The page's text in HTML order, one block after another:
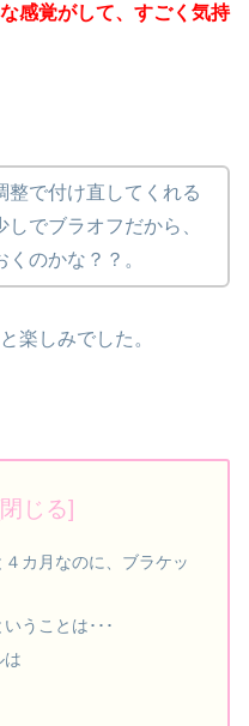
感覚がして、すごく気持
整で付け直してくれる
でブラオフだから、
のかな？？。
楽しみでした。
カ月なのに、ブラケッ
うことは･･･
は